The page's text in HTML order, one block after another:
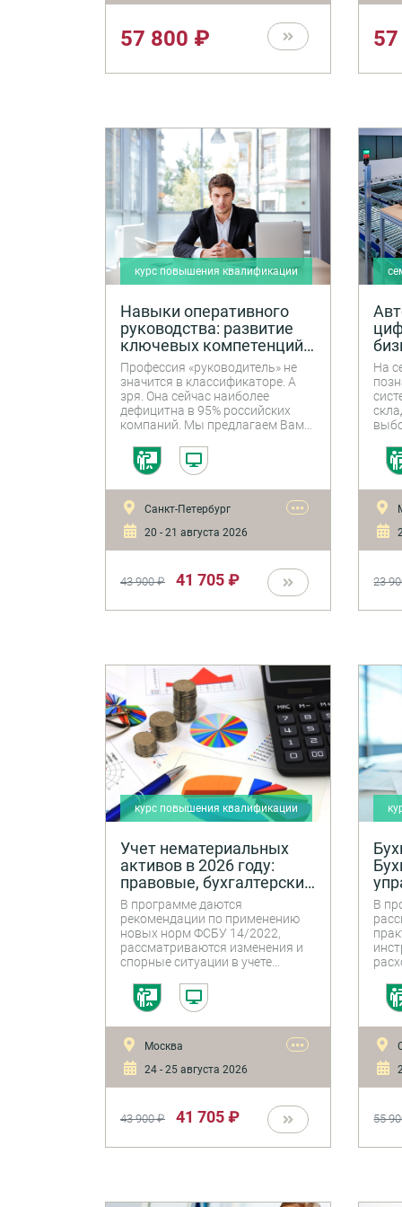
мотивирования подчиненных.
Отдельное внимание уделяется
вопросам построения
работоспособной команды.
57 800 ₽
курс повышения квалификации
Навыки оперативного
руководства: развитие
ключевых компетенций
руководителя
Профессия «руководитель» не
значится в классификаторе. А
зря. Она сейчас наиболее
дефицитна в 95% российских
компаний. Мы предлагаем Вам
профессионалов.
Санкт-Петербург
20 - 21 августа 2026
•••
43 900 ₽ 41 705 ₽
На
23
курс повышения квалификации
Учет нематериальных
активов в 2026 году:
правовые, бухгалтерские
и налоговые аспекты
В программе даются
рекомендации по применению
новых норм ФСБУ 14/2022,
рассматриваются изменения и
спорные ситуации в учете
году, особенности учета
различных видов НМА и НИОКР,
Москва
24 - 25 августа 2026
•••
43 900 ₽ 41 705 ₽
В
55